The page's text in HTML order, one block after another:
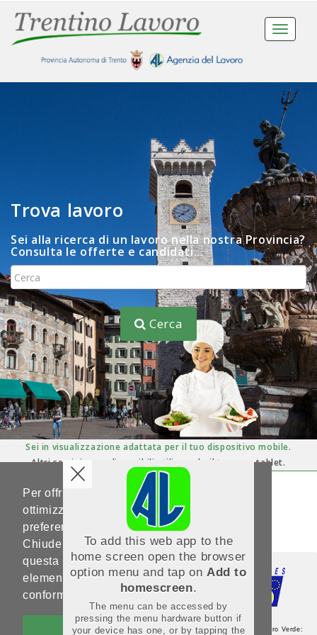
Per offrirti un'esperienza di navigazione
ottimizzata e in linea con le tue
preferenze, Noi utilizziamo i cookies.
Chiudendo questo banner, scorrendo
questa pagina o cliccando qualunque suo
elemento acconsenti al loro impiego in
conformità alla nostra Cookie Policy.
OK
Toggle
Trova lavoro
Sei alla ricerca di un lavoro nella nostra Provincia?
Consulta le offerte e candidati...
Cerca
Sei in visualizzazione adattata per il tuo dispositivo mobile.
Altri servizi sono disponibili utilizzando il tuo pc o tablet.
Hai domande ?
Scrivici su
help-portale.adl@provincia.tn.it
Agenzia del Lavoro - Sede Centrale - Via Guardini, 75 - 38121 Trento - Numero Verde:
To add this web app to the
home screen open the browser
option menu and tap on Add to
homescreen.
The menu can be accessed by
pressing the menu hardware button if
your device has one, or by tapping the